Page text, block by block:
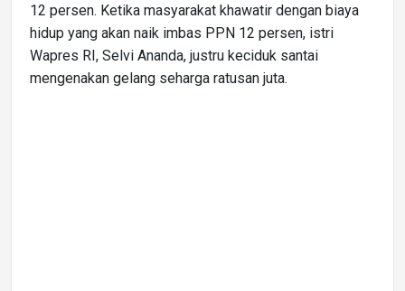
12 persen. Ketika masyarakat khawatir dengan biaya
hidup yang akan naik imbas PPN 12 persen, istri
Wapres RI, Selvi Ananda, justru keciduk santai
mengenakan gelang seharga ratusan juta.